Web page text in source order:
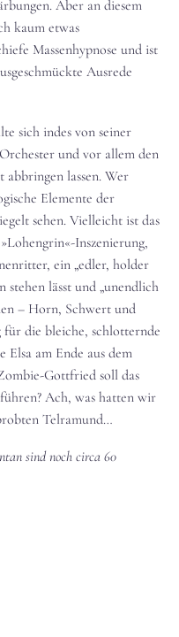
Aber an diesem
kaum etwas
Massenhypnose und ist
Ausrede
sich indes von seiner
und vor allem den
abbringen lassen. Wer
Elemente der
sehen. Vielleicht ist das
Inszenierung,
ein „edler, holder
stehen lässt und „unendlich
– Horn, Schwert und
die bleiche, schlotternde
Elsa am Ende aus dem
Gottfried soll das
Ach, was hatten wir
Telramund…
sind noch circa 60